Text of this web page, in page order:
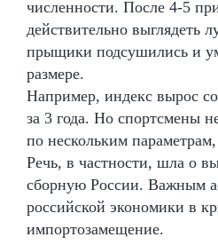
численности. После 4-5
действительно выглядеть
прыщики подсушились и
размере.
Например, индекс вырос
за 3 года. Но спортсмены
по нескольким
Речь, в частности, шла о
сборную России. Важным
российской экономики в
импортозамещение.